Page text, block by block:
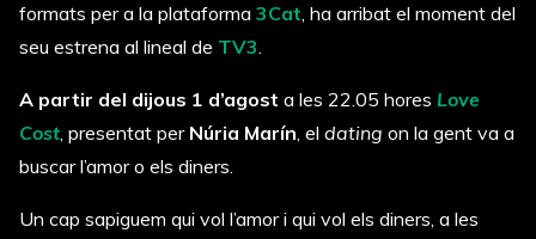
formats per a la plataforma 3Cat, ha arribat el moment del
seu estrena al lineal de TV3.
A partir del dijous 1 d’agost a les 22.05 hores Love
Cost, presentat per Núria Marín, el dating on la gent va a
buscar l’amor o els diners.
Un cap sapiguem qui vol l’amor i qui vol els diners, a les